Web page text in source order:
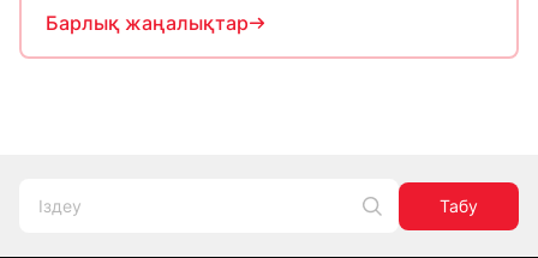
Барлық жаңалықтар
Табу